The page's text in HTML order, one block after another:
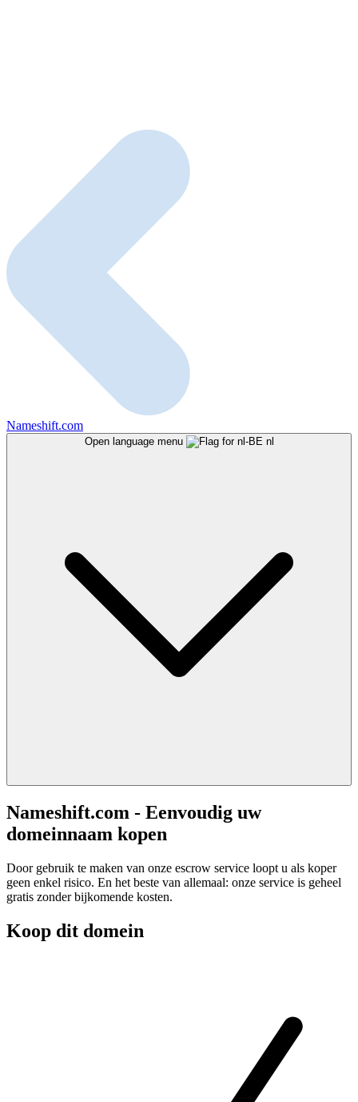
Nameshift.com
Open language menu nl
Nameshift.com - Eenvoudig uw
domeinnaam kopen
Door gebruik te maken van onze escrow service loopt u als koper
geen enkel risico. En het beste van allemaal: onze service is geheel
gratis zonder bijkomende kosten.
Koop dit domein